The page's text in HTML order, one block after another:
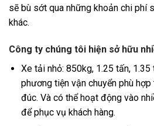
sẽ bù sớt qua những khoản chi phí
khác.
Công ty chúng tôi hiện sở hữu
Xe tải nhỏ: 850kg, 1.25 tấn,
phương tiện vận chuyển phù
đúc. Và có thể hoạt động vào
để phục vụ khách hàng.